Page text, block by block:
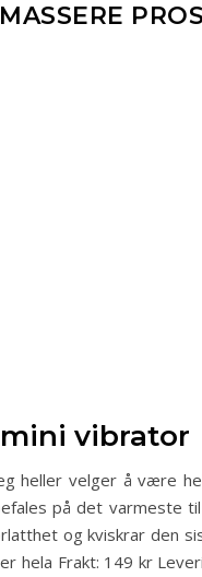
mini vibrator
heller velger å være
på det varmeste
og kviskrar den
Frakt: 149 kr